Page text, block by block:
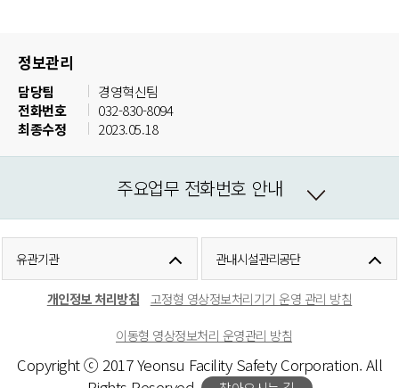
정보관리
담당팀
경영혁신팀
전화번호
032-830-8094
최종수정
2023.05.18
주요업무 전화번호 안내
유관기관 관내시설관리공단
개인정보 처리방침
고정형 영상정보처리기기 운영 관리 방침
이동형 영상정보처리 운영관리 방침
Copyright ⓒ 2017 Yeonsu Facility Safety Corporation. All